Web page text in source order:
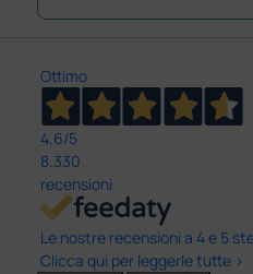
Ottimo
4,6/5
8.330
recensioni
Le nostre recensioni a 4 e 5
Clicca qui per leggerle tutte >